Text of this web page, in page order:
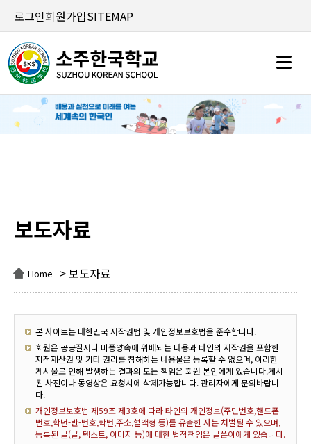
로그인회원가입SITEMAP
보도자료
Home > 보도자료
본 사이트는 대한민국 저작권법 및 개인정보보호법을 준수합니다.
회원은 공공질서나 미풍양속에 위배되는 내용과 타인의 저작권을 포함한
지적재산권 및 기타 권리를 침해하는 내용물은 등록할 수 없으며, 이러한
게시물로 인해 발생하는 결과의 모든 책임은 회원 본인에게 있습니다.게시
된 사진이나 동영상은 요청시에 삭제가능합니다. 관리자에게 문의바랍니
다.
개인정보보호법 제59조 제3호에 따라 타인의 개인정보(주민번호,핸드폰
번호,학년-반-번호,학번,주소,혈액형 등)를 유출한 자는 처벌될 수 있으며,
등록된 글(글, 텍스트, 이미지 등)에 대한 법적책임은 글쓴이에게 있습니다.